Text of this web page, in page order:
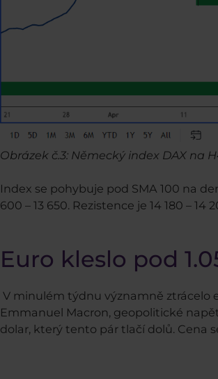
Obrázek č.3: Německý index DAX na
Index se pohybuje pod SMA 100 na
600 – 13 650. Rezistence je 14 180 – 14
Euro kleslo pod
V minulém týdnu významně ztrácelo
Emmanuel Macron, geopolitické
dolar, který tento pár tlačí dolů. Cena